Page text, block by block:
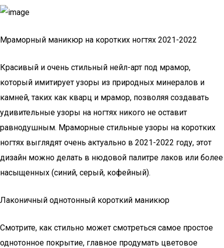
Мраморный маникюр на коротких ногтях 2021-2022
Красивый и очень стильный нейл-арт под мрамор,
который имитирует узоры из природных минералов и
камней, таких как кварц и мрамор, позволяя создавать
удивительные узоры на ногтях никого не оставит
равнодушным. Мраморные стильные узоры на коротких
ногтях выглядят очень актуально в 2021-2022 году, этот
дизайн можно делать в нюдовой палитре лаков или более
насыщенных (синий, серый, кофейный).
Лаконичный однотонный короткий маникюр
Смотрите, как стильно может смотреться самое простое
однотонное покрытие, главное продумать цветовое